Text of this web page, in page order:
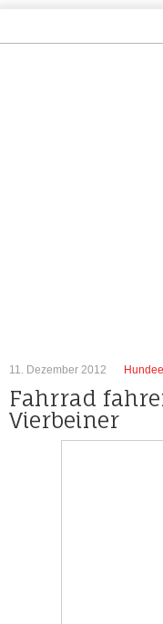
11. Dezember 2012
Fahrrad
Vierbeiner